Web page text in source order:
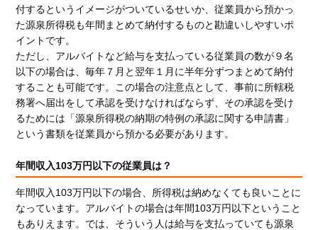
付するというイメージがついているせいか、従業員から預かっ
た源泉所得税も年間まとめて納付するものと勘違いしやすいポ
イントです。
ただし、アルバイトなど給与を支払っている従業員の数が９名
以下の場合は、毎年７月と翌年１月に半年分ずつまとめて納付
することも可能です。この場合の注意点として、事前に所轄税
務署へ届出をして承認を受けなければならず、その承認を受け
るためには「源泉所得税の納期の特例の承認に関する申請書」
という書類を従業員から預かる必要があります。
年間収入103万円以下の従業員は？
年間収入103万円以下の場合、所得税は納めなくても良いことに
なっています。アルバイトの場合は年間103万円以下ということ
もありえます。では、そういう人は給与を支払っていても源泉